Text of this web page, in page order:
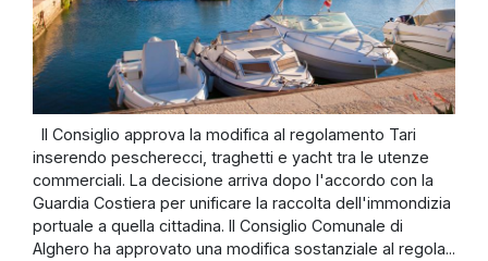
Il Consiglio approva la modifica al regolamento Tari
inserendo pescherecci, traghetti e yacht tra le utenze
commerciali. La decisione arriva dopo l'accordo con la
Guardia Costiera per unificare la raccolta dell'immondizia
portuale a quella cittadina. Il Consiglio Comunale di
Alghero ha approvato una modifica sostanziale al regola...